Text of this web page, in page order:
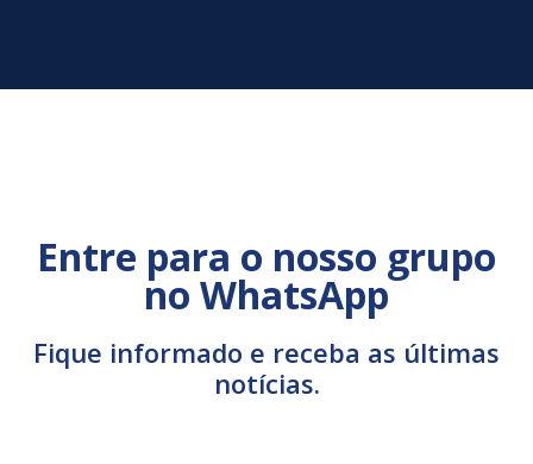
Entre para o nosso grupo
no WhatsApp
Fique informado e receba as últimas
notícias.